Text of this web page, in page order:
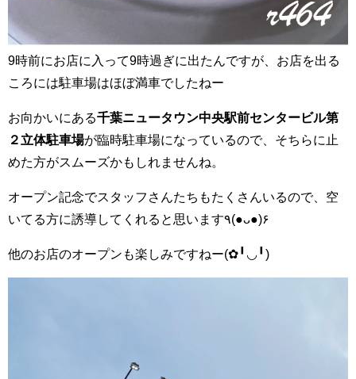
9時前にお店に入って9時過ぎに出たんですが、お店を出る
ころには駐車場はほぼ満車でしたねー
お向かいにある千葉ニュータウン中央駅前センタービル第
２立体駐車場が臨時駐車場になっているので、そちらに止
めた方がスムーズかもしれませんね。
オープン記念でスタッフさんたちもたくさんいるので、空
いてる方に誘導してくれると思います٩(●ᴗ●)۶
他のお店のオープンも楽しみですねー(✿╹◡╹)